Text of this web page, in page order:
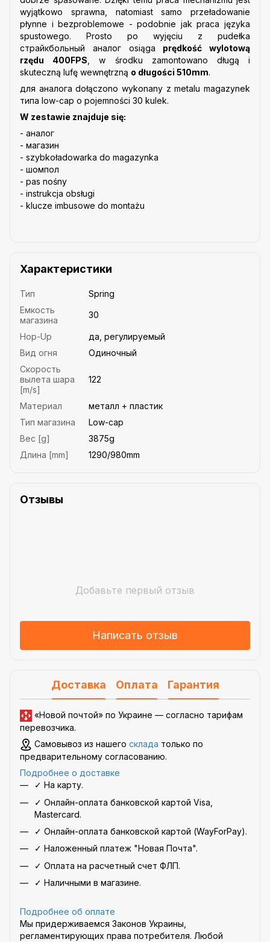
wyjątkowo sprawna, natomiast samo przeładowanie
płynne i bezproblemowe - podobnie jak praca języka
spustowego. Prosto po wyjęciu z pudełka
cтрайкбольный аналог osiąga prędkość wylotową
rzędu 400FPS , w środku zamontowano długą i
skuteczną lufę wewnętrzną o długości 510mm.
для аналога dołączono wykonany z metalu magazynek
типа low-cap o pojemności 30 kulek.
W zestawie znajduje się:
- аналог
- магазин
- szybkoładowarka do magazynka
- шомпол
- pas nośny
- instrukcja obsługi
- klucze imbusowe do montażu
Характеристики
Тип
Spring
Емкость
магазина
30
Hop-Up
да, регулируемый
Вид огня
Одиночный
Скорость
вылета шара
[m/s]
122
Материал
металл + пластик
Тип магазина
Low-cap
Вес [g]
3875g
Длина [mm]
1290/980mm
Отзывы
Добавьте первый отзыв
Написать отзыв
Доставка Оплата Гарантия
«Новой почтой» по Украине — согласно тарифам
перевозчика.
Самовывоз из нашего склада только по
предварительному согласованию.
Подробнее о доставке
✓ На карту.
✓ Онлайн-оплата банковской картой Visa,
Mastercard.
✓ Онлайн-оплата банковской картой (WayForPay).
✓ Наложенный платеж "Новая Почта".
✓ Оплата на расчетный счет ФЛП.
✓ Наличными в магазине.
Подробнее об оплате
Мы придерживаемся Законов Украины,
регламентирующих права потребителя. Любой